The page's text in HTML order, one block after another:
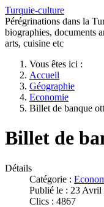
Turquie-culture
Pérégrinations dans la
biographies, documents
arts, cuisine etc
Vous êtes ici :
Accueil
Géographie
Economie
Billet de banque
Billet de
Détails
Catégorie :
Publié le : 23 Avril
Clics : 4867